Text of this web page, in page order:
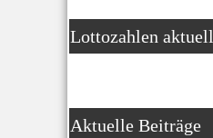
Lottozahlen aktuell
Aktuelle Beiträge